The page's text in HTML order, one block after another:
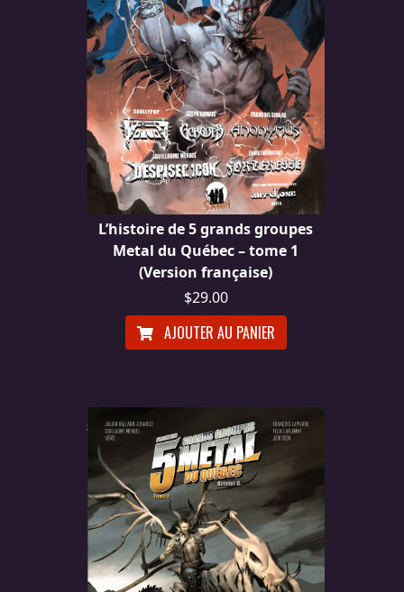
L’histoire de 5 grands groupes
Metal du Québec – tome 1
(Version française)
$29.00
AJOUTER AU PANIER